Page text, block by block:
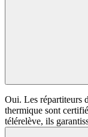
Oui. Les répartiteurs
thermique sont
télérelève, ils